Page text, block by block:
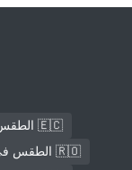
🇪🇨 الطقس في كيتو
🇷🇴 الطقس في بوخارست